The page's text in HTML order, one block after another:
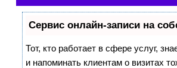
Сервис онлайн-записи на
Тот, кто работает в сфере услуг,
и напоминать клиентам о визитах